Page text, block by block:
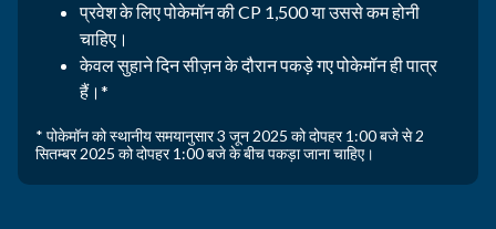
प्रवेश के लिए पोकेमॉन की CP 1,500 या उससे कम होनी
चाहिए।
केवल सुहाने दिन सीज़न के दौरान पकड़े गए पोकेमॉन ही पात्र
हैं।*
* पोकेमॉन को स्थानीय समयानुसार 3 जून 2025 को दोपहर 1:00 बजे से 2
सितम्बर 2025 को दोपहर 1:00 बजे के बीच पकड़ा जाना चाहिए।